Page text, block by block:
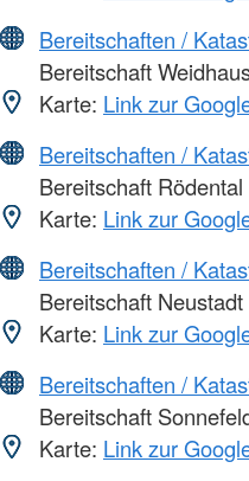
Bereitschaften /
Bereitschaft
Karte: Link zur
Bereitschaften /
Bereitschaft Rödental
Karte: Link zur
Bereitschaften /
Bereitschaft Neustadt
Karte: Link zur
Bereitschaften /
Bereitschaft
Karte: Link zur